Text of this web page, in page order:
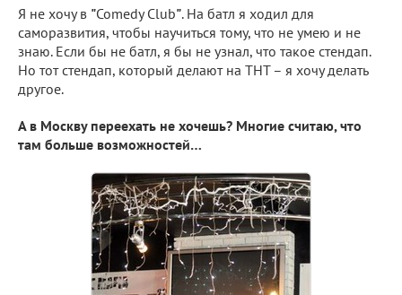
Я не хочу в "Comedy Club". На батл я ходил для
саморазвития, чтобы научиться тому, что не умею и не
знаю. Если бы не батл, я бы не узнал, что такое стендап.
Но тот стендап, который делают на ТНТ – я хочу делать
другое.
А в Москву переехать не хочешь? Многие считаю, что
там больше возможностей…